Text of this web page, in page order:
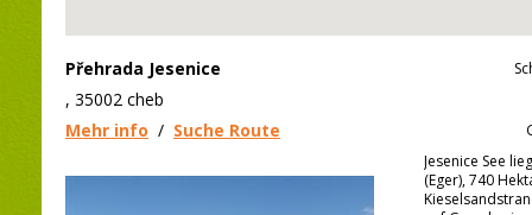
Přehrada Jesenice
, 35002 cheb
Mehr info / Suche Route
Jesenice See
(Eger), 740